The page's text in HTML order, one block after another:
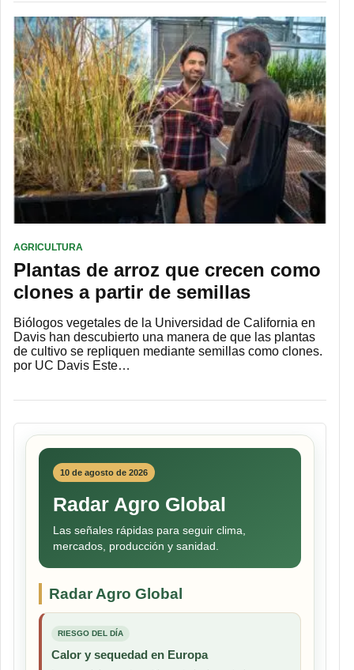
AGRICULTURA
Plantas de arroz que crecen como
clones a partir de semillas
Biólogos vegetales de la Universidad de California en
Davis han descubierto una manera de que las plantas
de cultivo se repliquen mediante semillas como clones.
por UC Davis Este…
10 de agosto de 2026
Radar Agro Global
Las señales rápidas para seguir clima,
mercados, producción y sanidad.
Radar Agro Global
RIESGO DEL DÍA
Calor y sequedad en Europa